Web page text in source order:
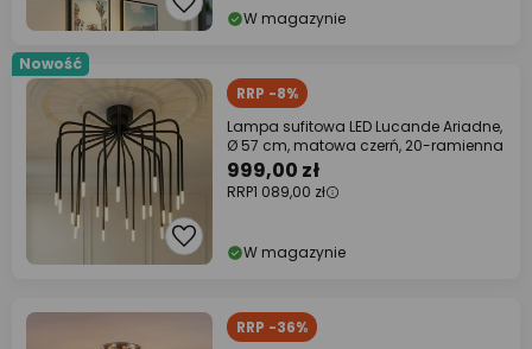
W magazynie
Nowość
RRP -8%
Lampa sufitowa LED Lucande Ariadne,
Ø 57 cm, matowa czerń, 20-ramienna
999,00 zł
RRP1 089,00 zł
W magazynie
RRP -36%